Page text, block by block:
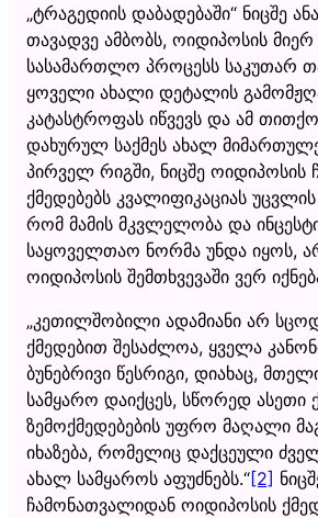
„ტრაგედიის დაბადებაში“ ნიცშე
თავადვე ამბობს, ოიდიპოსის
სასამართლო პროცესს საკუთარ
ყოველი ახალი დეტალის
კატასტროფას იწვევს და ამ
დახურულ საქმეს ახალ
პირველ რიგში, ნიცშე ოიდიპოსის
ქმედებებს კვალიფიკაციას
რომ მამის მკვლელობა და
საყოველთაო ნორმა უნდა იყოს,
ოიდიპოსის შემთხვევაში ვერ
„კეთილშობილი ადამიანი არ
ქმედებით შესაძლოა, ყველა
ბუნებრივი წესრიგი, დიახაც,
სამყარო დაიქცეს, სწორედ ასეთი
ზემოქმედებების უფრო მაღალი
იხაზება, რომელიც დაქცეული
ახალ სამყაროს აფუძნებს.“[2]
ჩამონათვალიდან ოიდიპოსის